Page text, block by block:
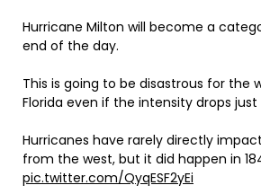
Hurricane Milton will become a
end of the day.
This is going to be disastrous for the
Florida even if the intensity drops
Hurricanes have rarely directly
from the west, but it did happen in
pic.twitter.com/QyqESF2yEi